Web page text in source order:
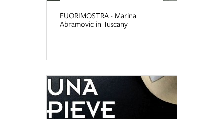
FUORIMOSTRA - Marina
Abramovic in Tuscany